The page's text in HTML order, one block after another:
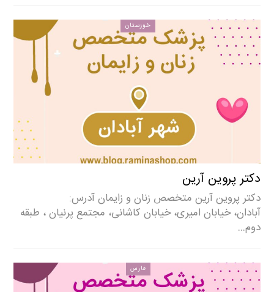
خوزستان
دکتر پروین آرین
دکتر پروین آرین متخصص زنان و زایمان آدرس:
آبادان، خیابان امیری، خیابان کاشانی، مجتمع پرنیان ، طبقه
دوم…
فارس